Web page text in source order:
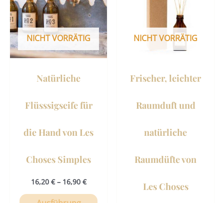
NICHT VORRÄTIG
Natürliche
Flüsssigseife für
die Hand von Les
Choses Simples
16,20 €– 16,90 €
mehrere
Varianten
auf.
Die
Optionen
Produktseite
NICHT VORRÄTIG
Frischer, leichter
Raumduft und
natürliche
Raumdüfte von
Les Choses